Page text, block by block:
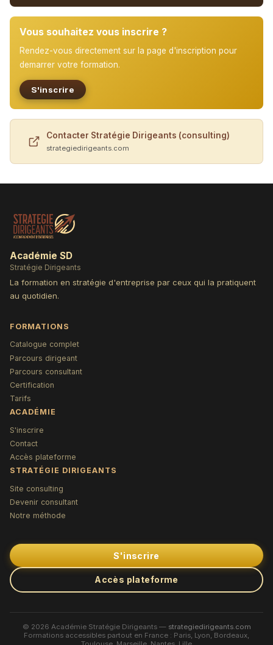
Vous souhaitez vous inscrire ?
Rendez-vous directement sur la page d'inscription pour
demarrer votre formation.
S'inscrire
Contacter Stratégie Dirigeants (consulting)
strategiedirigeants.com
Académie SD
Stratégie Dirigeants
La formation en stratégie d'entreprise par ceux qui la pratiquent
au quotidien.
FORMATIONS
Catalogue complet
Parcours dirigeant
Parcours consultant
Certification
Tarifs
ACADÉMIE
S'inscrire
Contact
Accès plateforme
STRATÉGIE DIRIGEANTS
Site consulting
Devenir consultant
Notre méthode
S'inscrire
Accès plateforme
© 2026 Académie Stratégie Dirigeants — strategiedirigeants.com
Formations accessibles partout en France : Paris, Lyon, Bordeaux,